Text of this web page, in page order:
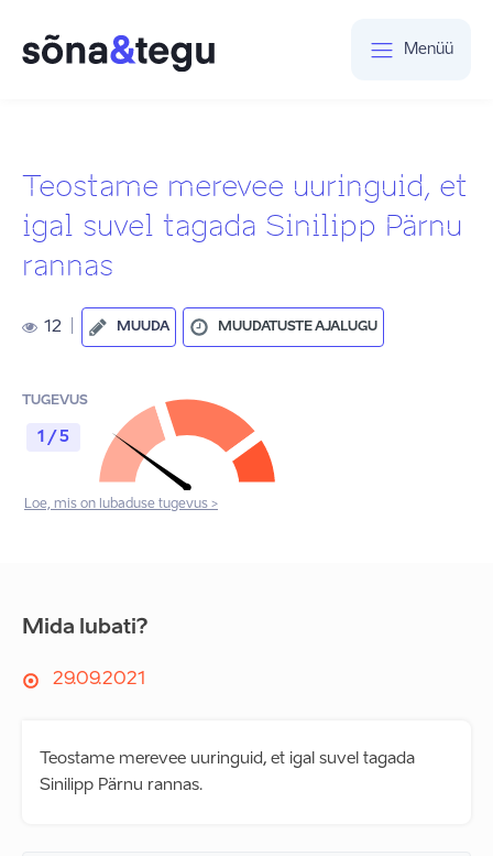
Menüü
Teostame merevee uuringuid, et
igal suvel tagada Sinilipp Pärnu
rannas
12 MUUDA MUUDATUSTE AJALUGU
TUGEVUS
1 / 5
Loe, mis on lubaduse tugevus >
Mida lubati?
29.09.2021
Teostame merevee uuringuid, et igal suvel tagada
Sinilipp Pärnu rannas.